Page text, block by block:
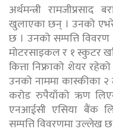
अर्थमन्त्री
खुलाएका छन् । उनको
छ । उनको सम्पत्ति
मोटरसाइकल र १ स्कुटर
कित्ता निफ्राको शेयर
उनको नाममा कास्कीका २
करोड रुपैयाँको ऋण
एनआईसी एसिया बैंक
सम्पत्ति विवरणमा उल्लेख